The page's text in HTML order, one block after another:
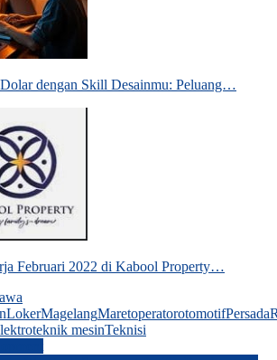
dengan Skill Desainmu: Peluang…
Februari 2022 di Kabool Property…
LokerMagelangMaretoperatorotomotifPersada
teknik mesinTeknisi